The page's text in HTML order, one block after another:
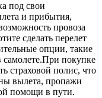
под свои
и прибытия,
провоза
сделать перелет
опции, такие
самолете.При покупке
страховой полис, что
вылета, пропажи
помощи в пути.